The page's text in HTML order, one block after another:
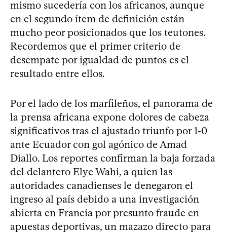
mismo sucedería con los africanos, aunque
en el segundo ítem de definición están
mucho peor posicionados que los teutones.
Recordemos que el primer criterio de
desempate por igualdad de puntos es el
resultado entre ellos.
Por el lado de los marfileños, el panorama de
la prensa africana expone dolores de cabeza
significativos tras el ajustado triunfo por 1-0
ante Ecuador con gol agónico de Amad
Diallo. Los reportes confirman la baja forzada
del delantero Elye Wahi, a quien las
autoridades canadienses le denegaron el
ingreso al país debido a una investigación
abierta en Francia por presunto fraude en
apuestas deportivas, un mazazo directo para